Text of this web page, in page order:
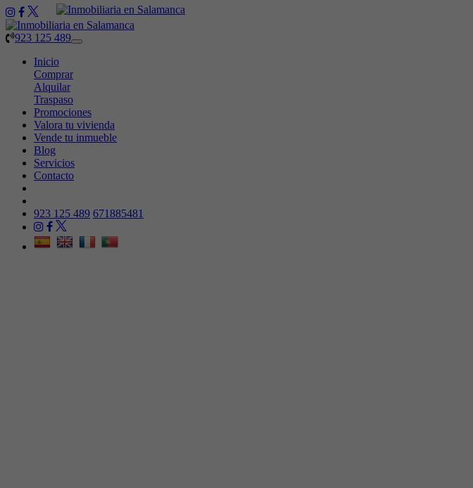
923 125 489
Toggle
Inicio
Comprar
Alquilar
Traspaso
Promociones
Valora tu vivienda
Vende tu inmueble
Blog
Servicios
Contacto
923 125 489 671885481